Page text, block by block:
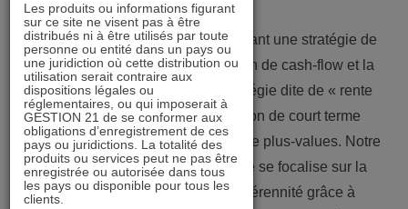
Nous privilégions les foncières ayant une stratégie de
long terme basée sur la génération de cash-flow et la
croissance organique. Cette stratégie dite de « rente
indexée » s’oppose à une gestion de court terme
basée sur la recherche exclusive de plus-values. Notre
approche est prudente. L’analyse se focalise sur la
distribution, sa visibilité et sa pérennité grâce à
Les produits ou informations figurant
sur ce site ne visent pas à être
distribués ni à être utilisés par toute
personne ou entité dans un pays ou
une juridiction où cette distribution ou
utilisation serait contraire aux
dispositions légales ou
réglementaires, ou qui imposerait à
GESTION 21 de se conformer aux
obligations d’enregistrement de ces
pays ou juridictions. La totalité des
produits ou services peut ne pas être
enregistrée ou autorisée dans tous
les pays ou disponible pour tous les
clients.